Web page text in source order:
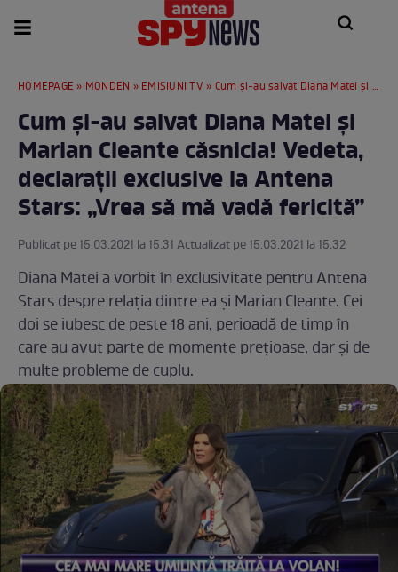
HOMEPAGE » MONDEN » EMISIUNI TV » Cum și-au salvat Diana Matei și Marian Cleante căsnicia! Vedeta, declarații exclusive la Antena Stars: „Vrea să mă vadă fericită”
Cum și-au salvat Diana Matei și
Marian Cleante căsnicia! Vedeta,
declarații exclusive la Antena
Stars: „Vrea să mă vadă fericită”
Publicat pe 15.03.2021 la 15:31 Actualizat pe 15.03.2021 la 15:32
Diana Matei a vorbit în exclusivitate pentru Antena
Stars despre relația dintre ea și Marian Cleante. Cei
doi se iubesc de peste 18 ani, perioadă de timp în
care au avut parte de momente prețioase, dar și de
multe probleme de cuplu.